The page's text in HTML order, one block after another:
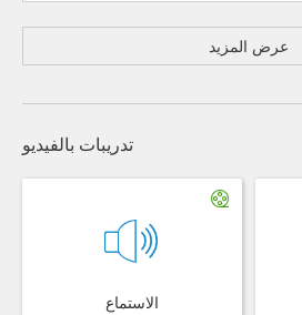
عرض المزيد
تدريبات بالفيديو
الاستماع